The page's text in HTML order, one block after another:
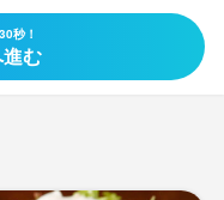
秒！
む
ージ
軽にご応募ください。
ージ